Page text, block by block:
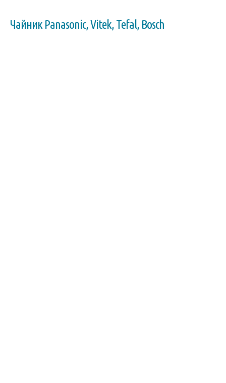
Чайник Panasonic, Vitek, Tefal, Bosch